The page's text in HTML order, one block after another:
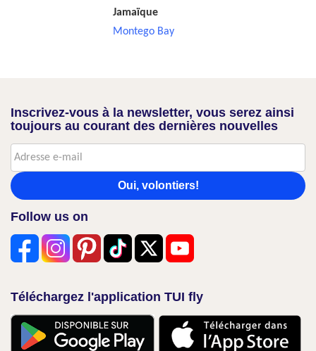
Jamaïque
Montego Bay
Inscrivez-vous à la newsletter, vous serez ainsi
toujours au courant des dernières nouvelles
Oui, volontiers!
Follow us on
Téléchargez l'application TUI fly